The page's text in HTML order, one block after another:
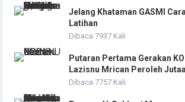
Jelang Khataman GASMI
Latihan
Dibaca 7937 Kali
Putaran Pertama Gerakan
Lazisnu Mrican Peroleh
Dibaca 7757 Kali